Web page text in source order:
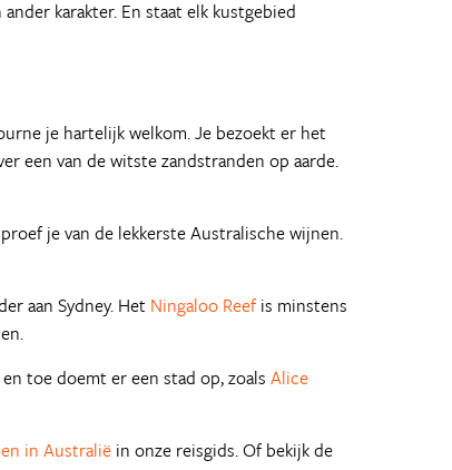
karakter. En staat elk kustgebied
je hartelijk welkom. Je bezoekt er het
een van de witste zandstranden op aarde.
proef je van de lekkerste Australische wijnen.
aan Sydney. Het Ningaloo Reefis minstens
toe doemt er een stad op, zoals Alice
in Australië in onze reisgids. Of bekijk de